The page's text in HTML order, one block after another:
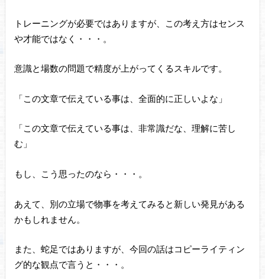
トレーニングが必要ではありますが、この考え方はセンス
や才能ではなく・・・。
意識と場数の問題で精度が上がってくるスキルです。
「この文章で伝えている事は、全面的に正しいよな」
「この文章で伝えている事は、非常識だな、理解に苦し
む」
もし、こう思ったのなら・・・。
あえて、別の立場で物事を考えてみると新しい発見がある
かもしれません。
また、蛇足ではありますが、今回の話はコピーライティン
グ的な観点で言うと・・・。